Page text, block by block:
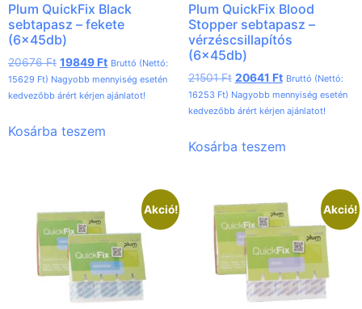
Plum QuickFix Black
sebtapasz – fekete
(6x45db)
20676Ft 19849Ft Bruttó (Nettó:
15629 Ft) Nagyobb mennyiség esetén
kedvezőbb árért kérjen ajánlatot!
Kosárba teszem
Plum QuickFix Blood
Stopper sebtapasz –
vérzéscsillapítós
(6x45db)
21501Ft 20641 Ft Bruttó (Nettó:
16253 Ft) Nagyobb mennyiség esetén
kedvezőbb árért kérjen ajánlatot!
Kosárba teszem
Akció! Akció!